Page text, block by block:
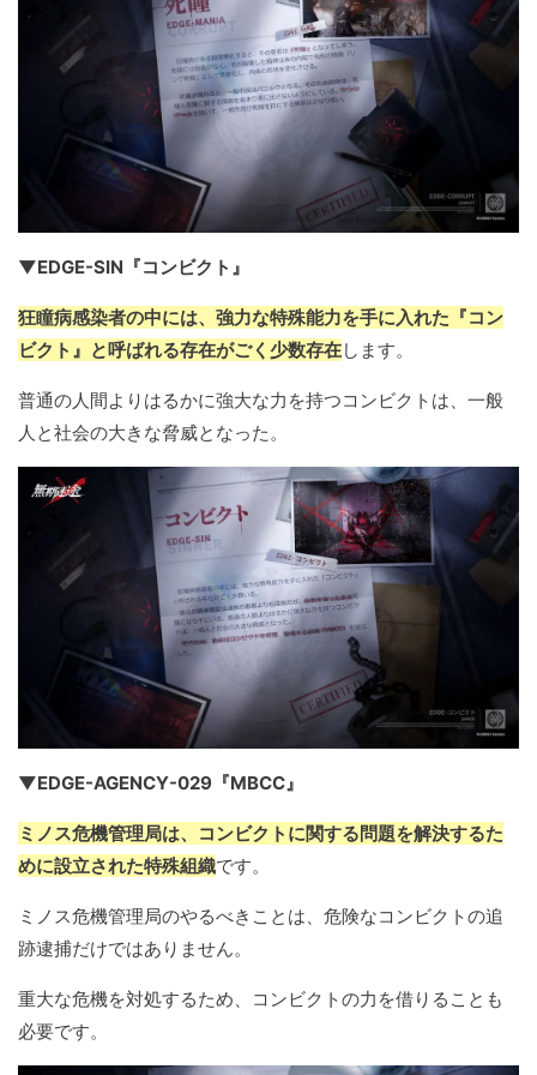
▼EDGE-SIN『コンビクト』
狂瞳病感染者の中には、強力な特殊能力を手に入れた『コン
ビクト』と呼ばれる存在がごく少数存在します。
普通の人間よりはるかに強大な力を持つコンビクトは、一般
人と社会の大きな脅威となった。
▼EDGE-AGENCY-029『MBCC』
ミノス危機管理局は、コンビクトに関する問題を解決するた
めに設立された特殊組織です。
ミノス危機管理局のやるべきことは、危険なコンビクトの追
跡逮捕だけではありません。
重大な危機を対処するため、コンビクトの力を借りることも
必要です。